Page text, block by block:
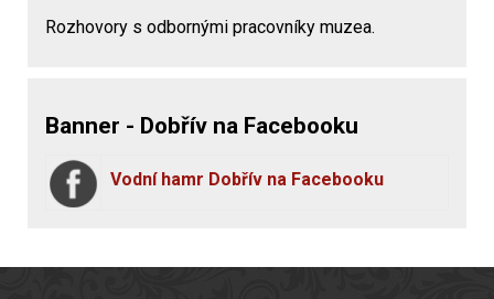
Rozhovory s odbornými pracovníky muzea.
Banner - Dobřív na Facebooku
Vodní hamr Dobřív na Facebooku